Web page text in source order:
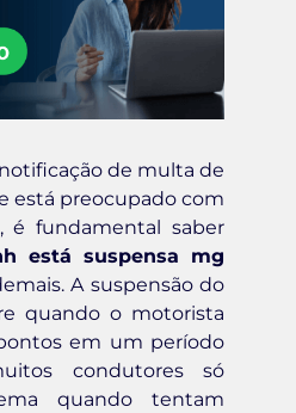
de multa de
está preocupado com
é fundamental saber
está suspensa mg
A suspensão do
quando o motorista
em um período
condutores só
quando tentam